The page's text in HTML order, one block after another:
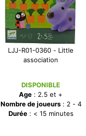
LJJ-R01-0360 - Little
association
DISPONIBLE
Age : 2.5 et +
Nombre de joueurs: 2 - 4
Durée: < 15 minutes